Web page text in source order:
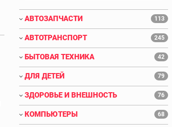
АВТОЗАПЧАСТИ 113
АВТОТРАНСПОРТ 245
БЫТОВАЯ ТЕХНИКА 42
ДЛЯ ДЕТЕЙ 79
ЗДОРОВЬЕ И ВНЕШНОСТЬ 76
КОМПЬЮТЕРЫ 68